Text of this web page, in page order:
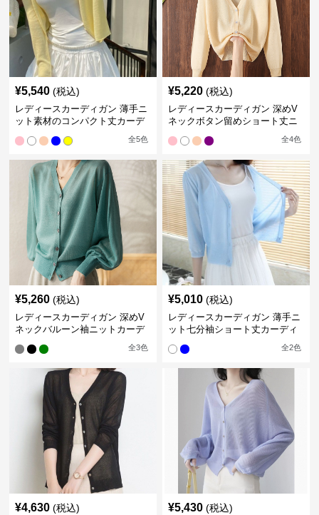
¥5,540 (税込)
レディースカーディガン 薄手ニ
ット素材のコンパクト丈カーデ
全5色
¥5,220 (税込)
レディースカーディガン 深めV
ネックボタン留めショート丈ニ
全4色
¥5,260 (税込)
レディースカーディガン 深めV
ネックバルーン袖ニットカーデ
全3色
¥5,010 (税込)
レディースカーディガン 薄手ニ
ット七分袖ショート丈カーディ
全2色
¥4,630 (税込) ¥5,430 (税込)